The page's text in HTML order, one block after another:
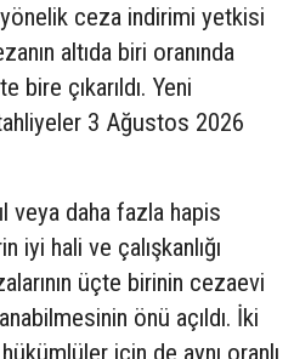
ceza indirimi yetkisi
altıda biri oranında
bire çıkarıldı. Yeni
3 Ağustos 2026
veya daha fazla hapis
iyi hali ve çalışkanlığı
üçte birinin cezaevi
önü açıldı. İki
için de aynı oranlı